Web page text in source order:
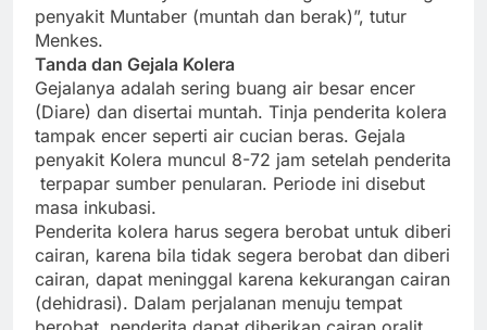
penyakit Muntaber (muntah dan berak)”, tutur
Menkes.
Tanda dan Gejala Kolera
Gejalanya adalah sering buang air besar encer
(Diare) dan disertai muntah. Tinja penderita kolera
tampak encer seperti air cucian beras. Gejala
penyakit Kolera muncul 8-72 jam setelah penderita
terpapar sumber penularan. Periode ini disebut
masa inkubasi.
Penderita kolera harus segera berobat untuk diberi
cairan, karena bila tidak segera berobat dan diberi
cairan, dapat meninggal karena kekurangan cairan
(dehidrasi). Dalam perjalanan menuju tempat